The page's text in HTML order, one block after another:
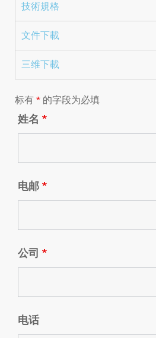
技術規格
文件下載
三维下載
标有 * 的字段为必填
姓名 *
电邮 *
公司 *
电话